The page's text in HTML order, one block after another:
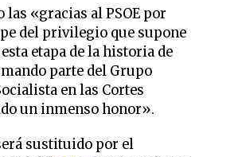
las «gracias al PSOE por
del privilegio que supone
etapa de la historia de
parte del Grupo
en las Cortes
un inmenso honor».
sustituido por el